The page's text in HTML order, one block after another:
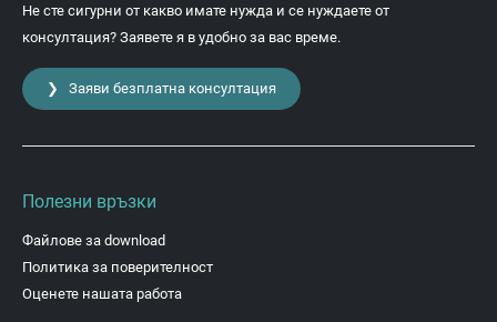
Не сте сигурни от какво имате нужда и се нуждаете от
консултация? Заявете я в удобно за вас време.
❯ Заяви безплатна консултация
Полезни връзки
Файлове за download
Политика за поверителност
Оценете нашата работа